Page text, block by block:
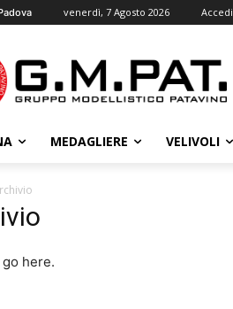
venerdì, 7 Agosto 2026 Accedi
MEDAGLIERE VELIVOLI
here.